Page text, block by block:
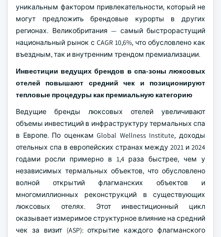
уникальным фактором привлекательности, который не
могут предложить брендовые курорты в других
регионах. Великобритания — самый быстрорастущий
национальный рынок с CAGR 10,6%, что обусловлено как
въездным, так и внутренним трендом премиализации.
Инвестиции ведущих брендов в спа-зоны люксовых
отелей повышают средний чек и позиционируют
тепловые процедуры как премиальную категорию
Ведущие бренды люксовых отелей увеличивают
объемы инвестиций в инфраструктуру термальных спа
в Европе. По оценкам Global Wellness Institute, доходы
отельных спа в европейских странах между 2021 и 2024
годами росли примерно в 1,4 раза быстрее, чем у
независимых термальных объектов, что обусловлено
волной открытий флагманских объектов и
многомиллионных реконструкций в существующих
люксовых отелях. Этот инвестиционный цикл
оказывает измеримое структурное влияние на средний
чек за визит (ASP): открытие каждого флагманского